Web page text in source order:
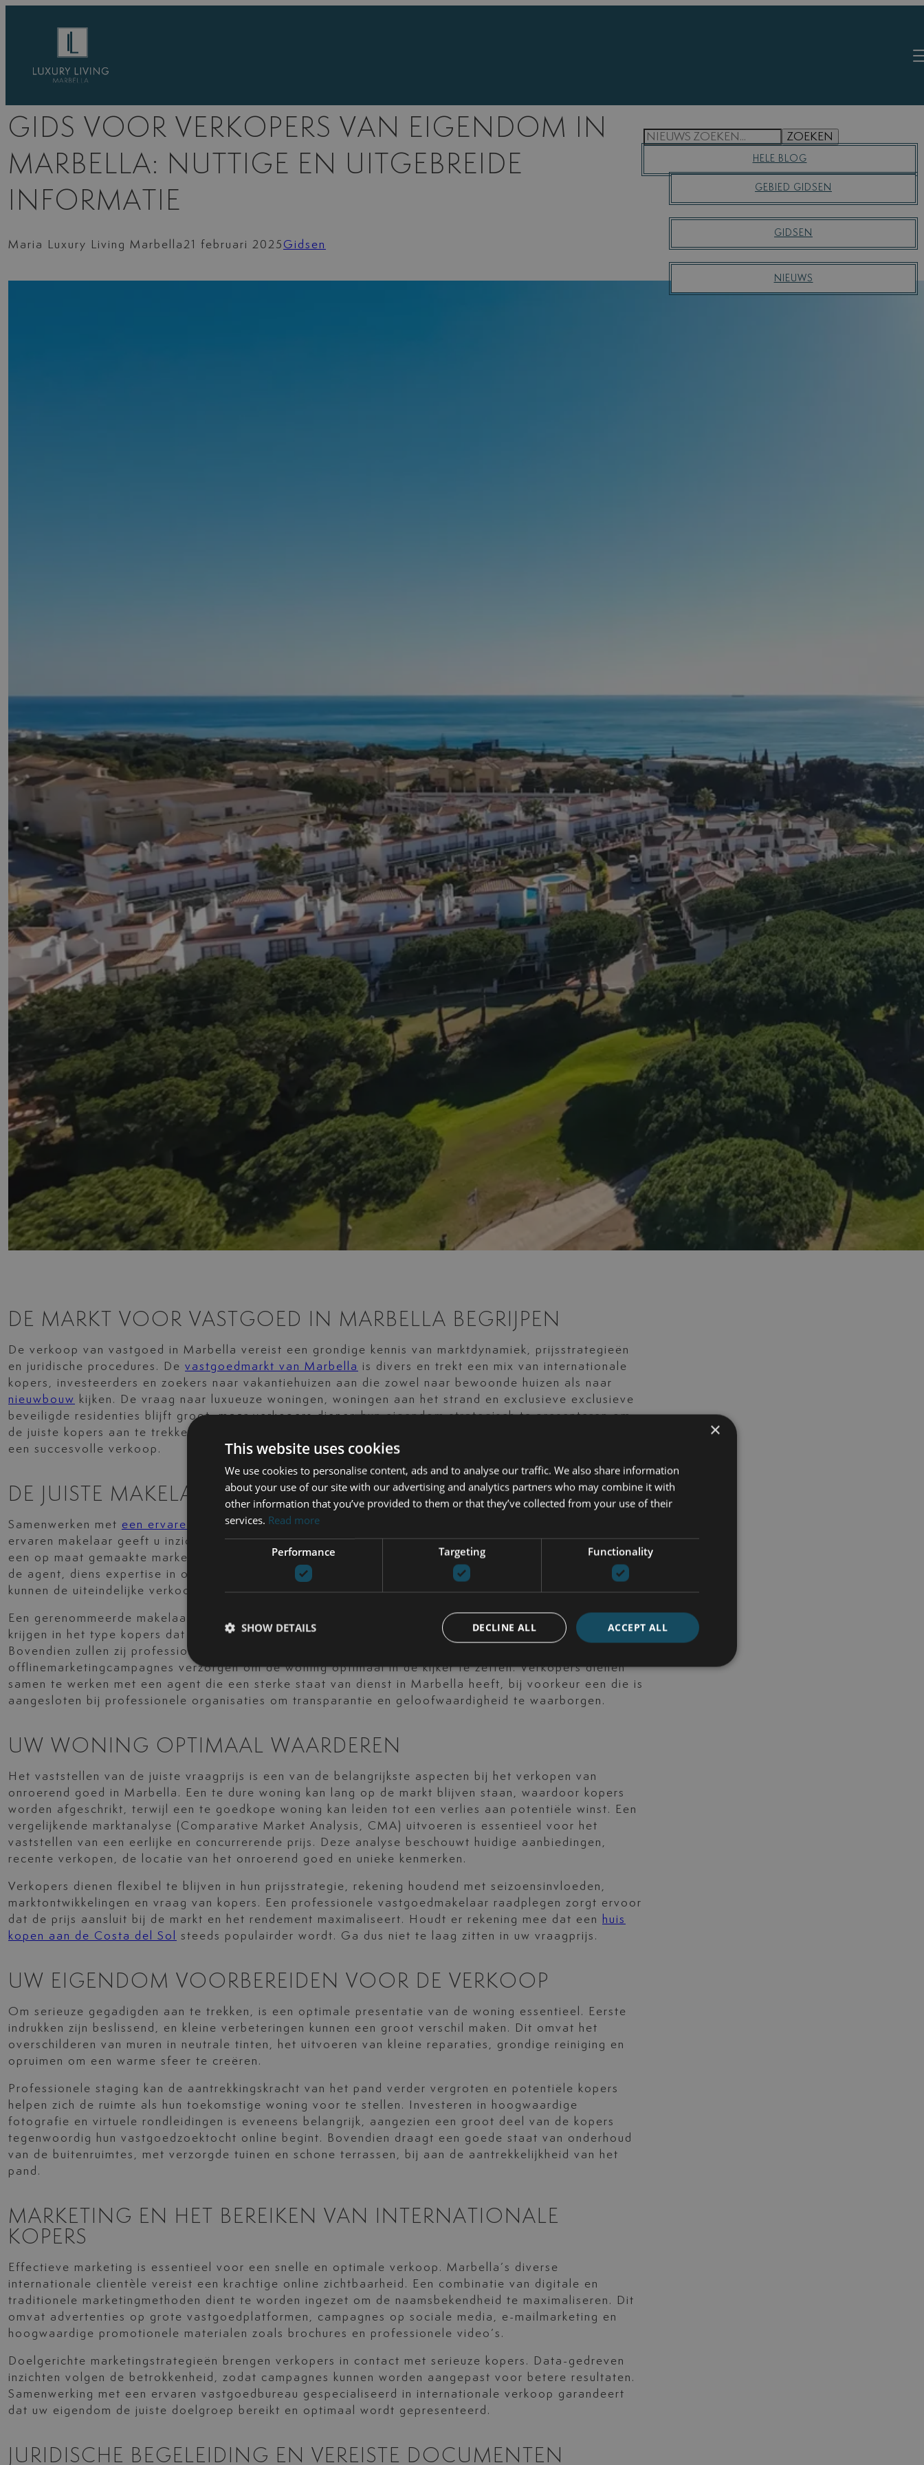
GIDS VOOR VERKOPERS VAN EIGENDOM IN
MARBELLA: NUTTIGE EN UITGEBREIDE
INFORMATIE
Maria Luxury Living Marbella21 februari 2025 Gidsen
DE MARKT VOOR VASTGOED IN MARBELLA BEGRIJPEN
De verkoop van vastgoed in Marbella vereist een grondige kennis van marktdynamiek, prijsstrategieën
en juridische procedures. De vastgoedmarkt van Marbella is divers en trekt een mix van internationale
kopers, investeerders en zoekers naar vakantiehuizen aan die zowel naar bewoonde huizen als naar
nieuwbouw kijken. De vraag naar luxueuze woningen, woningen aan het strand en exclusieve exclusieve
beveiligde residenties blijft groot, maar verkopers dienen hun eigendom strategisch te presenteren om
de juiste kopers aan te trekken. Timing, presentatie en professionele begeleiding zijn essentieel voor
een succesvolle verkoop.
DE JUISTE MAKELAAR KIEZEN
Samenwerken met een ervaren makelaaris essentieel voor een vlotte en efficiënte verkoop. Een
ervaren makelaar geeft u inzicht in de actuele markt, adviseert over een optimale vraagprijs en voert
een op maat gemaakte marketingstrategie uit om de zichtbaarheid te maximaliseren. Het netwerk van
de agent, diens expertise in onderhandelingen en vermogen het juridische proces te vergemakkelijken,
kunnen de uiteindelijke verkoopprijs en de snelheid van de transactie aanzienlijk beïnvloeden.
Een gerenommeerde makelaar adviseert u bovendien over markttrends en helpt verkopers inzicht te
krijgen in het type kopers dat momenteel actief is in Marbella en welke kenmerken het meest in trek zijn.
Bovendien zullen zij professionele fotografie, virtuele rondleidingen en gerichte online- en
offlinemarketingcampagnes verzorgen om de woning optimaal in de kijker te zetten. Verkopers dienen
samen te werken met een agent die een sterke staat van dienst in Marbella heeft, bij voorkeur een die is
aangesloten bij professionele organisaties om transparantie en geloofwaardigheid te waarborgen.
UW WONING OPTIMAAL WAARDEREN
Het vaststellen van de juiste vraagprijs is een van de belangrijkste aspecten bij het verkopen van
onroerend goed in Marbella. Een te dure woning kan lang op de markt blijven staan, waardoor kopers
worden afgeschrikt, terwijl een te goedkope woning kan leiden tot een verlies aan potentiële winst. Een
vergelijkende marktanalyse (Comparative Market Analysis, CMA) uitvoeren is essentieel voor het
vaststellen van een eerlijke en concurrerende prijs. Deze analyse beschouwt huidige aanbiedingen,
recente verkopen, de locatie van het onroerend goed en unieke kenmerken.
Verkopers dienen flexibel te blijven in hun prijsstrategie, rekening houdend met seizoensinvloeden,
marktontwikkelingen en vraag van kopers. Een professionele vastgoedmakelaar raadplegen zorgt ervoor
dat de prijs aansluit bij de markt en het rendement maximaliseert. Houdt er rekening mee dat een
huis
kopen aan de Costa del Sol
steeds populairder wordt. Ga dus niet te laag zitten in uw vraagprijs.
UW EIGENDOM VOORBEREIDEN VOOR DE VERKOOP
Om serieuze gegadigden aan te trekken, is een optimale presentatie van de woning essentieel. Eerste
indrukken zijn beslissend, en kleine verbeteringen kunnen een groot verschil maken. Dit omvat het
overschilderen van muren in neutrale tinten, het uitvoeren van kleine reparaties, grondige reiniging en
opruimen om een warme sfeer te creëren.
Professionele staging kan de aantrekkingskracht van het pand verder vergroten en potentiële kopers
helpen zich de ruimte als hun toekomstige woning voor te stellen. Investeren in hoogwaardige
fotografie en virtuele rondleidingen is eveneens belangrijk, aangezien een groot deel van de kopers
tegenwoordig hun vastgoedzoektocht online begint. Bovendien draagt een goede staat van onderhoud
van de buitenruimtes, met verzorgde tuinen en schone terrassen, bij aan de aantrekkelijkheid van het
pand.
MARKETING EN HET BEREIKEN VAN INTERNATIONALE
KOPERS
Effectieve marketing is essentieel voor een snelle en optimale verkoop. Marbella’s diverse
internationale clientèle vereist een krachtige online zichtbaarheid. Een combinatie van digitale en
traditionele marketingmethoden dient te worden ingezet om de naamsbekendheid te maximaliseren. Dit
omvat advertenties op grote vastgoedplatformen, campagnes op sociale media, e-mailmarketing en
hoogwaardige promotionele materialen zoals brochures en professionele video’s.
Doelgerichte marketingstrategieën brengen verkopers in contact met serieuze kopers. Data-gedreven
inzichten volgen de betrokkenheid, zodat campagnes kunnen worden aangepast voor betere resultaten.
Samenwerking met een ervaren vastgoedbureau gespecialiseerd in internationale verkoop garandeert
dat uw eigendom de juiste doelgroep bereikt en optimaal wordt gepresenteerd.
JURIDISCHE BEGELEIDING EN VEREISTE DOCUMENTEN
S
ZOEKEN
HELE BLOG
GEBIED GIDSEN
GIDSEN
NIEUWS
×
This website uses cookies
We use cookies to personalise content, ads and to analyse our traffic. We also share information
about your use of our site with our advertising and analytics partners who may combine it with
other information that you’ve provided to them or that they’ve collected from your use of their
services. Read more
Performance Targeting Functionality
ACCEPT ALL
DECLINE ALL
SHOW DETAILS